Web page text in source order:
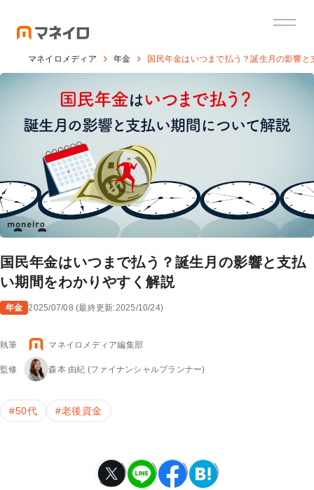
マネイロメディア 年金 国民年金はいつまで払う？誕生月の影響
国民年金はいつまで払う？誕生月の影響と支払
い期間をわかりやすく解説
年金 2025/07/08 (最終更新:2025/10/24)
執筆 マネイロメディア編集部
監修 森本 由紀 (ファイナンシャルプランナー)
#50代 #老後資金